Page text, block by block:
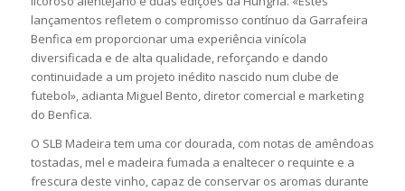
lançamentos refletem o compromisso contínuo da Garrafeira
Benfica em proporcionar uma experiência vinícola
diversificada e de alta qualidade, reforçando e dando
continuidade a um projeto inédito nascido num clube de
futebol», adianta Miguel Bento, diretor comercial e marketing
do Benfica.
O SLB Madeira tem uma cor dourada, com notas de amêndoas
tostadas, mel e madeira fumada a enaltecer o requinte e a
frescura deste vinho, capaz de conservar os aromas durante